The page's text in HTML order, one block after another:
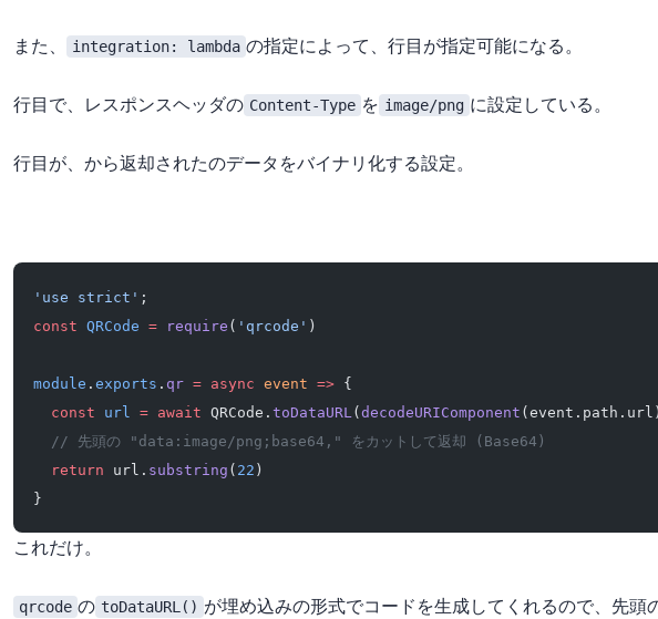
また、 integration: lambda の指定によって、22-24行目が指定可能になる。
22-23行目で、レスポンスヘッダの Content-Type を image/png に設定している。
24行目が、 Lambda から返却された Base64 のデータをバイナリ化する設定。
'use strict' ;
const QRCode = require ( 'qrcode' )
module . exports . qr = async event => {
  const
url = await QRCode. toDataURL( decodeURIComponent
  // 先頭の "data:image/png;base64," をカットして返却 (Base64)
  return
url. substring ( 22 )
}
これだけ。
qrcode の toDataURL() が埋め込みURIの形式でQRコードを生成してくれるので、先